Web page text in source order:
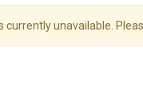
currently unavailable.